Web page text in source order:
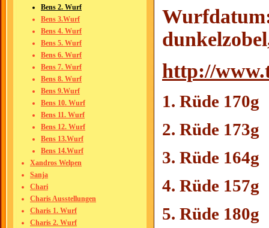
Bens 2. Wurf
Bens 3.Wurf
Bens 4. Wurf
Bens 5. Wurf
Bens 6. Wurf
Bens 7. Wurf
Bens 8. Wurf
Bens 9.Wurf
Bens 10. Wurf
Bens 11. Wurf
Bens 12. Wurf
Bens 13.Wurf
Bens 14.Wurf
Xandros Welpen
Sanja
Chari
Charis Ausstellungen
Charis 1. Wurf
Charis 2. Wurf
http://
1. Rüde 170g
2. Rüde 173g
3. Rüde 164g
4. Rüde 157g
5. Rüde 180g